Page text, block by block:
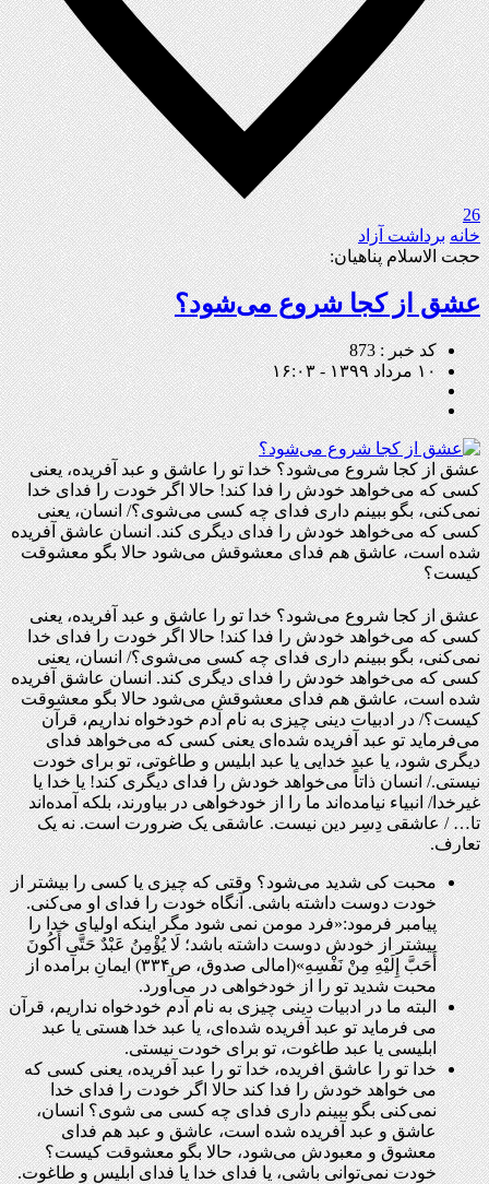
26
خانه برداشت آزاد
حجت الاسلام پناهیان:
عشق از کجا شروع می‌شود؟
کد خبر : 873
۱۰ مرداد ۱۳۹۹ - ۱۶:۰۳
عشق از کجا شروع می‌شود؟ خدا تو را عاشق و عبد آفریده، یعنی
کسی که می‌خواهد خودش را فدا کند! حالا اگر خودت را فدای خدا
نمی‌کنی، بگو ببینم داری فدای چه کسی می‌شوی؟/ انسان، یعنی
کسی که می‌خواهد خودش را فدای دیگری کند. انسان عاشق آفریده
شده است، عاشق هم فدای معشوقش می‌شود حالا بگو معشوقت
کیست؟
عشق از کجا شروع می‌شود؟ خدا تو را عاشق و عبد آفریده، یعنی
کسی که می‌خواهد خودش را فدا کند! حالا اگر خودت را فدای خدا
نمی‌کنی، بگو ببینم داری فدای چه کسی میشوی؟/ انسان، یعنی
کسی که می‌خواهد خودش را فدای دیگری کند. انسان عاشق آفریده
شده است، عاشق هم فدای معشوقش می‌شود حالا بگو معشوقت
کیست؟/ در ادبیات دینی چیزی به نام آدم خودخواه نداریم، قرآن
می‌فرماید تو عبد آفریده شده‌ای یعنی کسی که می‌خواهد فدای
دیگری شود، یا عبد خدایی یا عبد ابلیس و طاغوتی، تو برای خودت
نیستی./ انسان ذاتاً می‌خواهد خودش را فدای دیگری کند! یا خدا یا
غیرخدا/ انبیاء نیامده‌اند ما را از خودخواهی در بیاورند، بلکه آمده‌اند
تا…/ عاشقی دِسِر دین نیست. عاشقی یک ضرورت است. نه یک
تعارف.
محبت کی شدید می‌شود؟ وقتی که چیزی یا کسی را بیشتر از
خودت دوست داشته باشی. آنگاه خودت را فدای او میکنی.
پیامبر فرمود:«فرد مومن نمی شود مگر اینکه اولیای خدا را
بیشتر از خودش دوست داشته باشد؛ لَا یُؤْمِنُ عَبْدٌ حَتَّى أَکُونَ
أَحَبَّ إِلَیْهِ مِنْ نَفْسِهِ‏»(امالی صدوق، ص۳۳۴) ایمانِ برآمده از
محبت شدید تو را از خودخواهی در می‌آورد.
البته ما در ادبیات دینی چیزی به نام آدم خودخواه نداریم، قرآن
می فرماید تو عبد آفریده شده‌ای، یا عبد خدا هستی یا عبد
ابلیسی یا عبد طاغوت، تو برای خودت نیستی.
خدا تو را عاشق افریده، خدا تو را عبد آفریده، یعنی کسی که
می خواهد خودش را فدا کند حالا اگر خودت را فدای خدا
نمی‌کنی بگو ببینم داری فدای چه کسی می شوی؟ انسان،
عاشق و عبد آفریده شده است، عاشق و عبد هم فدای
معشوق و معبودش می‌شود، حالا بگو معشوقت کیست؟
خودت نمی‌توانی باشی، یا فدای خدا یا فدای ابلیس و طاغوت.